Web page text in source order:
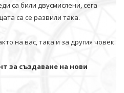
са били двусмислени, сега
са се развили така.
на вас, така и за другия човек.
за създаване на нови